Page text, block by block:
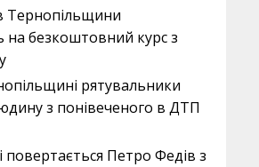
Тернопільщини
безкоштовний курс з
рятувальники
з понівеченого в ДТП
повертається Петро Федів з